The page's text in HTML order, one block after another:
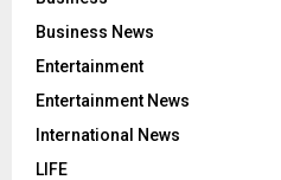
Business News
Entertainment
Entertainment News
International News
LIFE